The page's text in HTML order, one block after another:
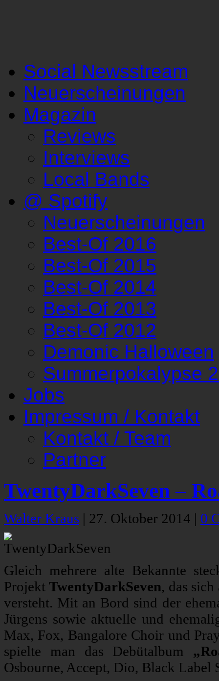
Social Newsstream
Neuerscheinungen
Magazin
Reviews
Interviews
Local Bands
@ Spotify
Neuerscheinungen
Best-Of 2016
Best-Of 2015
Best-Of 2014
Best-Of 2013
Best-Of 2012
Demonic Halloween
Summerpokalypse
Jobs
Impressum / Kontakt
Kontakt / Team
Partner
TwentyDarkSeven –
Walter Kraus | 27. Oktober 2014 | 0
Gleich mehrere alte Bekannte
ProjektTwentyDarkSeven, das
versteht. Mit an Bord sind der
Jürgens sowie aktuelle und
Max, Fox, Bangalore Choir und
spielte man das Debütalbum
Osbourne, Accept, Dio, Black Label